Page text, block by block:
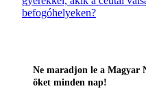
befogóhelyeken?
Ne maradjon le a Magyar
őket minden nap!